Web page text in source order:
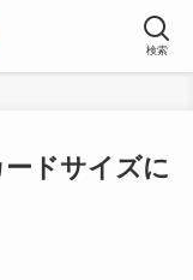
検索
ドサイズに